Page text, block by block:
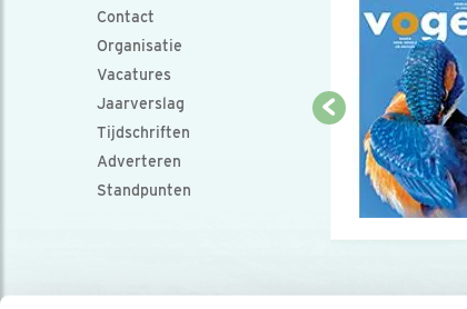
Contact
Organisatie
Vacatures
Jaarverslag
Tijdschriften
Adverteren
Standpunten